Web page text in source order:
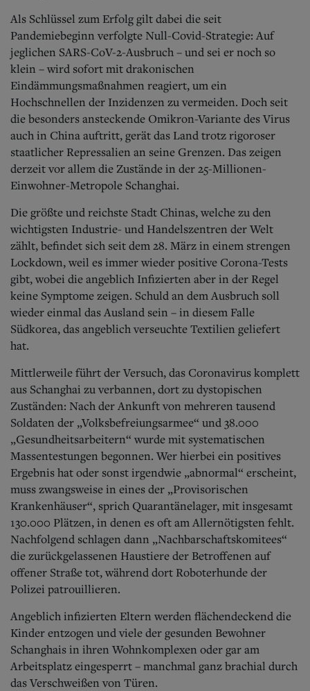
Kontakt
Impressum
Datenschutz
Als Schlüssel zum Erfolg gilt dabei die seit
Pandemiebeginn verfolgte Null-Covid-Strategie: Auf
jeglichen SARS-CoV-2-Ausbruch – und sei er noch so
klein – wird sofort mit drakonischen
Eindämmungsmaßnahmen reagiert, um ein
Hochschnellen der Inzidenzen zu vermeiden. Doch seit
die besonders ansteckende Omikron-Variante des Virus
auch in China auftritt, gerät das Land trotz rigoroser
staatlicher Repressalien an seine Grenzen. Das zeigen
derzeit vor allem die Zustände in der 25-Millionen-
Einwohner-Metropole Schanghai.
Die größte und reichste Stadt Chinas, welche zu den
wichtigsten Industrie- und Handelszentren der Welt
zählt, befindet sich seit dem 28. März in einem strengen
Lockdown, weil es immer wieder positive Corona-Tests
gibt, wobei die angeblich Infizierten aber in der Regel
keine Symptome zeigen. Schuld an dem Ausbruch soll
wieder einmal das Ausland sein – in diesem Falle
Südkorea, das angeblich verseuchte Textilien geliefert
hat.
Mittlerweile führt der Versuch, das Coronavirus komplett
aus Schanghai zu verbannen, dort zu dystopischen
Zuständen: Nach der Ankunft von mehreren tausend
Soldaten der „Volksbefreiungsarmee“ und 38.000
„Gesundheitsarbeitern“ wurde mit systematischen
Massentestungen begonnen. Wer hierbei ein positives
Ergebnis hat oder sonst irgendwie „abnormal“ erscheint,
muss zwangsweise in eines der „Provisorischen
Krankenhäuser“, sprich Quarantänelager, mit insgesamt
130.000 Plätzen, in denen es oft am Allernötigsten fehlt.
Nachfolgend schlagen dann „Nachbarschaftskomitees“
die zurückgelassenen Haustiere der Betroffenen auf
offener Straße tot, während dort Roboterhunde der
Polizei patrouillieren.
Angeblich infizierten Eltern werden flächendeckend die
Kinder entzogen und viele der gesunden Bewohner
Schanghais in ihren Wohnkomplexen oder gar am
Arbeitsplatz eingesperrt – manchmal ganz brachial durch
das Verschweißen von Türen.